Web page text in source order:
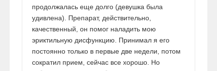
продолжалась еще долго (девушка была
удивлена). Препарат, действительно,
качественный, он помог наладить мою
эриктильную дисфункцию. Принимал я его
постоянно только в первые две недели, потом
сократил прием, сейчас все хорошо. Но